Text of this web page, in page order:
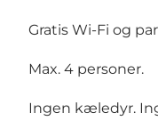
Gratis Wi-Fi og
Max. 4 personer.
Ingen kæledyr.